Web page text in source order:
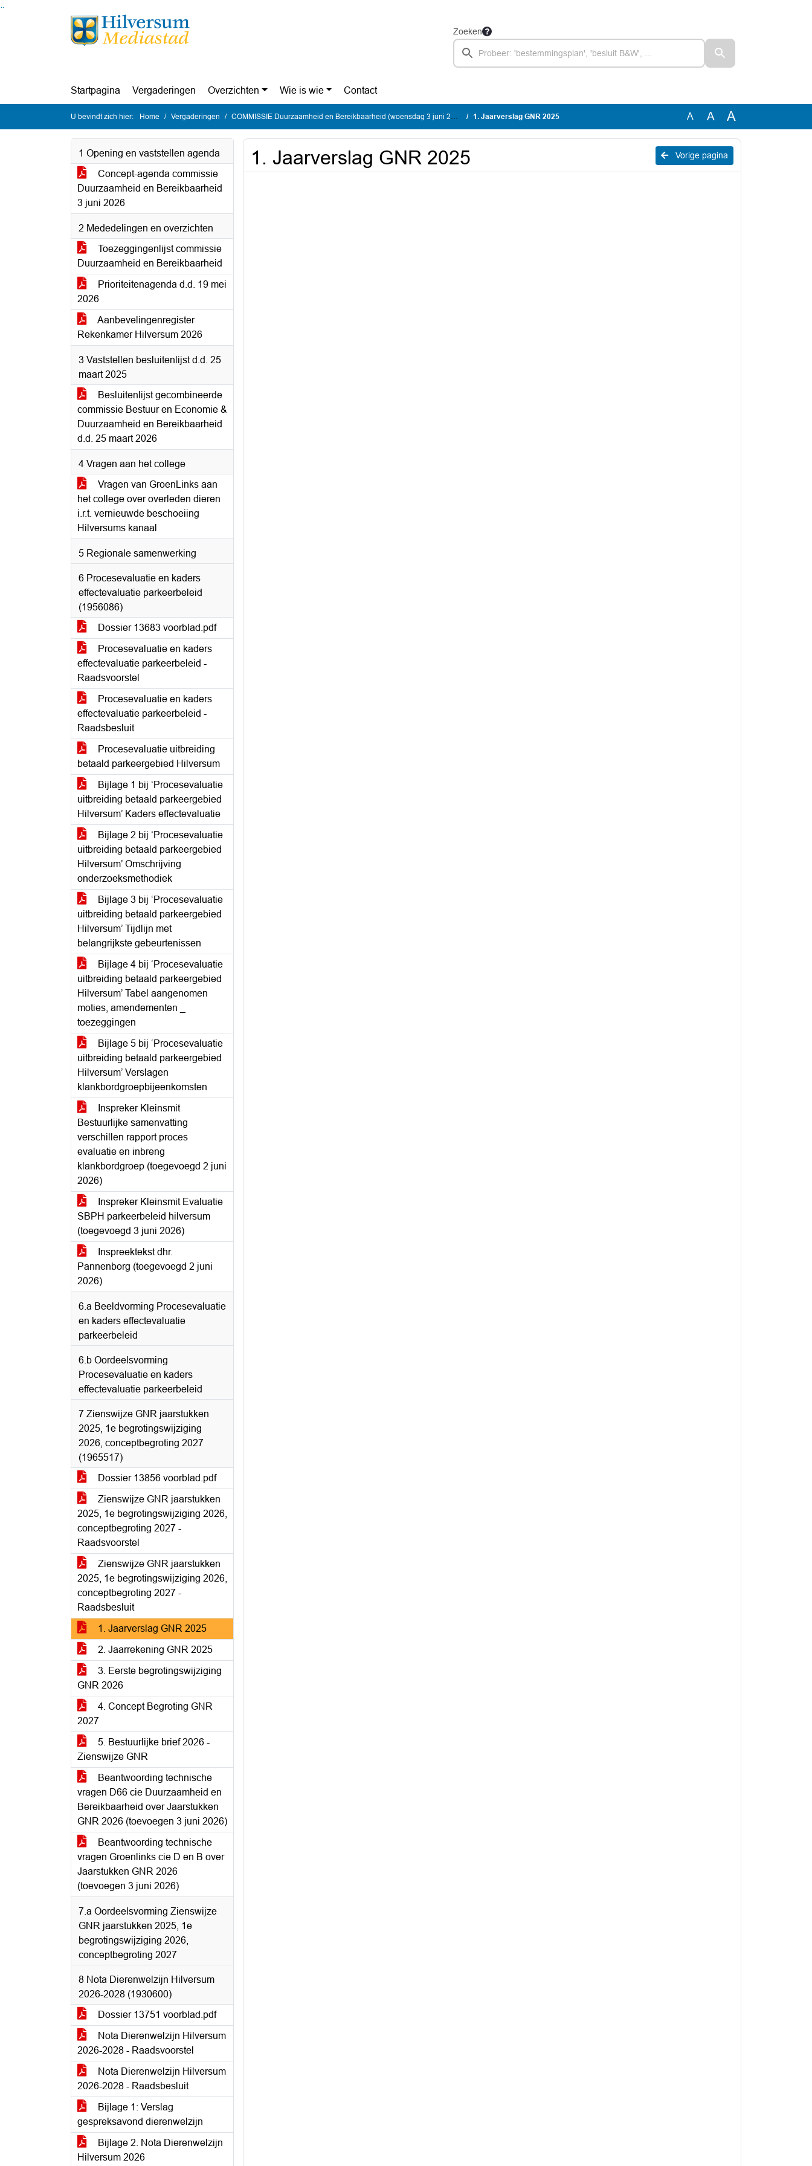
Ga naar de inhoud van deze pagina
Ga naar het zoeken
Ga naar het menu
Zoeken
Startpagina Vergaderingen Overzichten Wie is wie Contact
U bevindt zich hier: Home Vergaderingen COMMISSIE Duurzaamheid en Bereikbaarheid (woensdag 3 juni 2026) 1. Jaarverslag GNR 2025 A A A
1 Opening en vaststellen agenda
Concept-agenda commissie
Duurzaamheid en Bereikbaarheid
3 juni 2026
2 Mededelingen en overzichten
Toezeggingenlijst commissie
Duurzaamheid en Bereikbaarheid
Prioriteitenagenda d.d. 19 mei
2026
Aanbevelingenregister
Rekenkamer Hilversum 2026
3 Vaststellen besluitenlijst d.d. 25
maart 2025
Besluitenlijst gecombineerde
commissie Bestuur en Economie &
Duurzaamheid en Bereikbaarheid
d.d. 25 maart 2026
4 Vragen aan het college
Vragen van GroenLinks aan
het college over overleden dieren
i.r.t. vernieuwde beschoeiing
Hilversums kanaal
5 Regionale samenwerking
6 Procesevaluatie en kaders
effectevaluatie parkeerbeleid
(1956086)
Dossier 13683 voorblad.pdf
Procesevaluatie en kaders
effectevaluatie parkeerbeleid -
Raadsvoorstel
Procesevaluatie en kaders
effectevaluatie parkeerbeleid -
Raadsbesluit
Procesevaluatie uitbreiding
betaald parkeergebied Hilversum
Bijlage 1 bij ‘Procesevaluatie
uitbreiding betaald parkeergebied
Hilversum’ Kaders effectevaluatie
Bijlage 2 bij ‘Procesevaluatie
uitbreiding betaald parkeergebied
Hilversum’ Omschrijving
onderzoeksmethodiek
Bijlage 3 bij ‘Procesevaluatie
uitbreiding betaald parkeergebied
Hilversum’ Tijdlijn met
belangrijkste gebeurtenissen
Bijlage 4 bij ‘Procesevaluatie
uitbreiding betaald parkeergebied
Hilversum’ Tabel aangenomen
moties, amendementen _
toezeggingen
Bijlage 5 bij ‘Procesevaluatie
uitbreiding betaald parkeergebied
Hilversum’ Verslagen
klankbordgroepbijeenkomsten
Inspreker Kleinsmit
Bestuurlijke samenvatting
verschillen rapport proces
evaluatie en inbreng
klankbordgroep (toegevoegd 2 juni
2026)
Inspreker Kleinsmit Evaluatie
SBPH parkeerbeleid hilversum
(toegevoegd 3 juni 2026)
Inspreektekst dhr.
Pannenborg (toegevoegd 2 juni
2026)
6.a Beeldvorming Procesevaluatie
en kaders effectevaluatie
parkeerbeleid
6.b Oordeelsvorming
Procesevaluatie en kaders
effectevaluatie parkeerbeleid
7 Zienswijze GNR jaarstukken
2025, 1e begrotingswijziging
2026, conceptbegroting 2027
(1965517)
Dossier 13856 voorblad.pdf
Zienswijze GNR jaarstukken
2025, 1e begrotingswijziging 2026,
conceptbegroting 2027 -
Raadsvoorstel
Zienswijze GNR jaarstukken
2025, 1e begrotingswijziging 2026,
conceptbegroting 2027 -
Raadsbesluit
1. Jaarverslag GNR 2025
2. Jaarrekening GNR 2025
3. Eerste begrotingswijziging
GNR 2026
4. Concept Begroting GNR
2027
5. Bestuurlijke brief 2026 -
Zienswijze GNR
Beantwoording technische
vragen D66 cie Duurzaamheid en
Bereikbaarheid over Jaarstukken
GNR 2026 (toevoegen 3 juni 2026)
Beantwoording technische
vragen Groenlinks cie D en B over
Jaarstukken GNR 2026
(toevoegen 3 juni 2026)
7.a Oordeelsvorming Zienswijze
GNR jaarstukken 2025, 1e
begrotingswijziging 2026,
conceptbegroting 2027
8 Nota Dierenwelzijn Hilversum
2026-2028 (1930600)
Dossier 13751 voorblad.pdf
Nota Dierenwelzijn Hilversum
2026-2028 - Raadsvoorstel
Nota Dierenwelzijn Hilversum
2026-2028 - Raadsbesluit
Bijlage 1: Verslag
gespreksavond dierenwelzijn
Bijlage 2. Nota Dierenwelzijn
Hilversum 2026
Vorige pagina
1. Jaarverslag GNR 2025